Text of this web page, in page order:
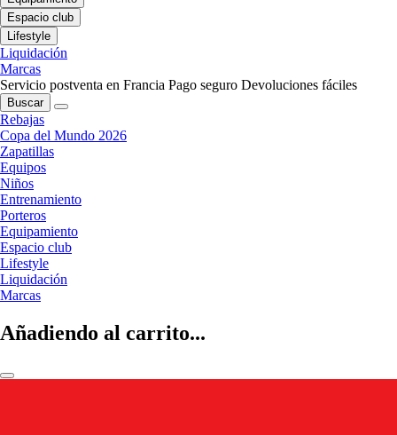
Espacio club
Lifestyle
Liquidación
Marcas
Servicio postventa en Francia Pago seguro Devoluciones fáciles
Buscar
Rebajas
Copa del Mundo 2026
Zapatillas
Equipos
Niños
Entrenamiento
Porteros
Equipamiento
Espacio club
Lifestyle
Liquidación
Marcas
Añadiendo al carrito...